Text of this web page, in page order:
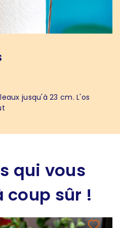
jusqu'à 23 cm. L'os
qui vous
coup sûr !